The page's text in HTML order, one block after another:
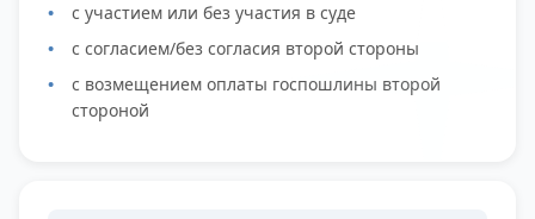
с участием или без участия в суде
с согласием/без согласия второй стороны
с возмещением оплаты госпошлины второй
стороной